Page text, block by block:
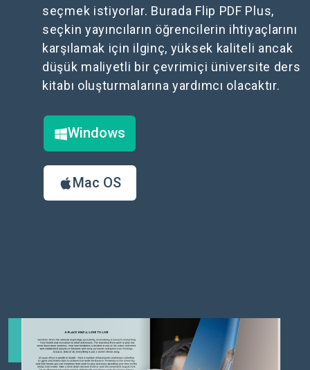
seçmek istiyorlar. Burada Flip PDF Plus,
seçkin yayıncıların öğrencilerin ihtiyaçlarını
karşılamak için ilginç, yüksek kaliteli ancak
düşük maliyetli bir çevrimiçi üniversite ders
kitabı oluşturmalarına yardımcı olacaktır.
Windows
Mac OS